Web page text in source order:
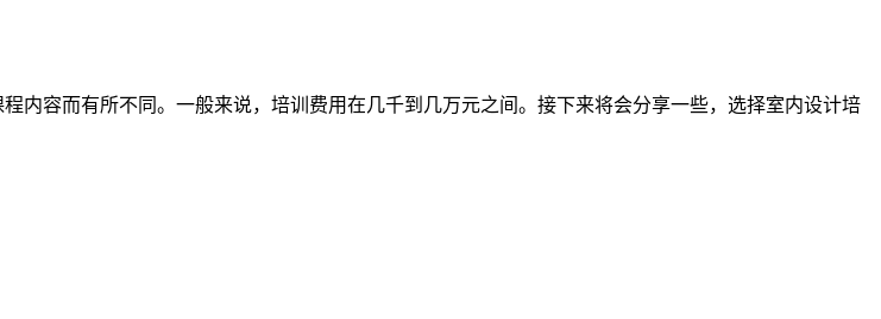
内容而有所不同。一般来说，培训费用在几千到几万元之间。接下来将会分享一些，选择室内设计培